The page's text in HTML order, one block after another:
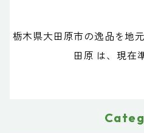
栃木県大田原市の逸品を地
田原 は、現在